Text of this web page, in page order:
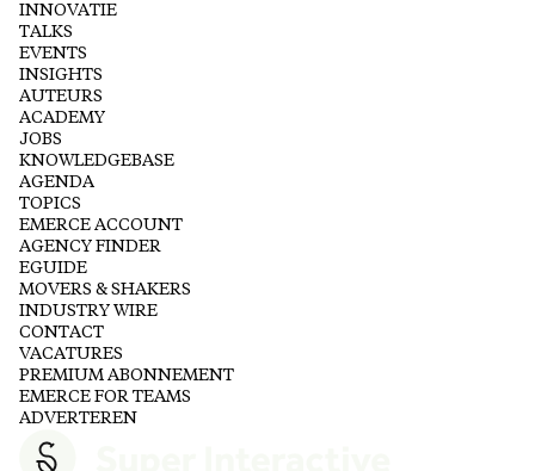
INNOVATIE
TALKS
EVENTS
INSIGHTS
AUTEURS
ACADEMY
JOBS
KNOWLEDGEBASE
AGENDA
TOPICS
EMERCE ACCOUNT
AGENCY FINDER
EGUIDE
MOVERS & SHAKERS
INDUSTRY WIRE
CONTACT
VACATURES
PREMIUM ABONNEMENT
EMERCE FOR TEAMS
ADVERTEREN